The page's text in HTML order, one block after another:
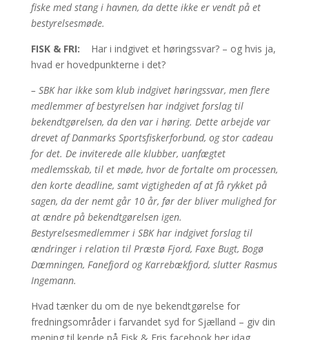
fiske med stang i havnen, da dette ikke er vendt på et
bestyrelsesmøde.
FISK & FRI: Har i indgivet et høringssvar? – og hvis ja,
hvad er hovedpunkterne i det?
– SBK har ikke som klub indgivet høringssvar, men flere
medlemmer af bestyrelsen har indgivet forslag til
bekendtgørelsen, da den var i høring. Dette arbejde var
drevet af Danmarks Sportsfiskerforbund, og stor cadeau
for det. De inviterede alle klubber, uanfægtet
medlemsskab, til et møde, hvor de fortalte om processen,
den korte deadline, samt vigtigheden af at få rykket på
sagen, da der nemt går 10 år, før der bliver mulighed for
at ændre på bekendtgørelsen igen.
Bestyrelsesmedlemmer i SBK har indgivet forslag til
ændringer i relation til Præstø Fjord, Faxe Bugt, Bogø
Dæmningen, Fanefjord og Karrebækfjord, slutter Rasmus
Ingemann.
Hvad tænker du om de nye bekendtgørelse for
fredningsområder i farvandet syd for Sjælland – giv din